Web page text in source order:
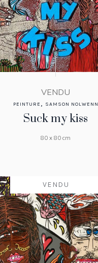
VENDU
PEINTURE , SAMSON NOLWENN
Suck my kiss
80 x 80 cm
VENDU